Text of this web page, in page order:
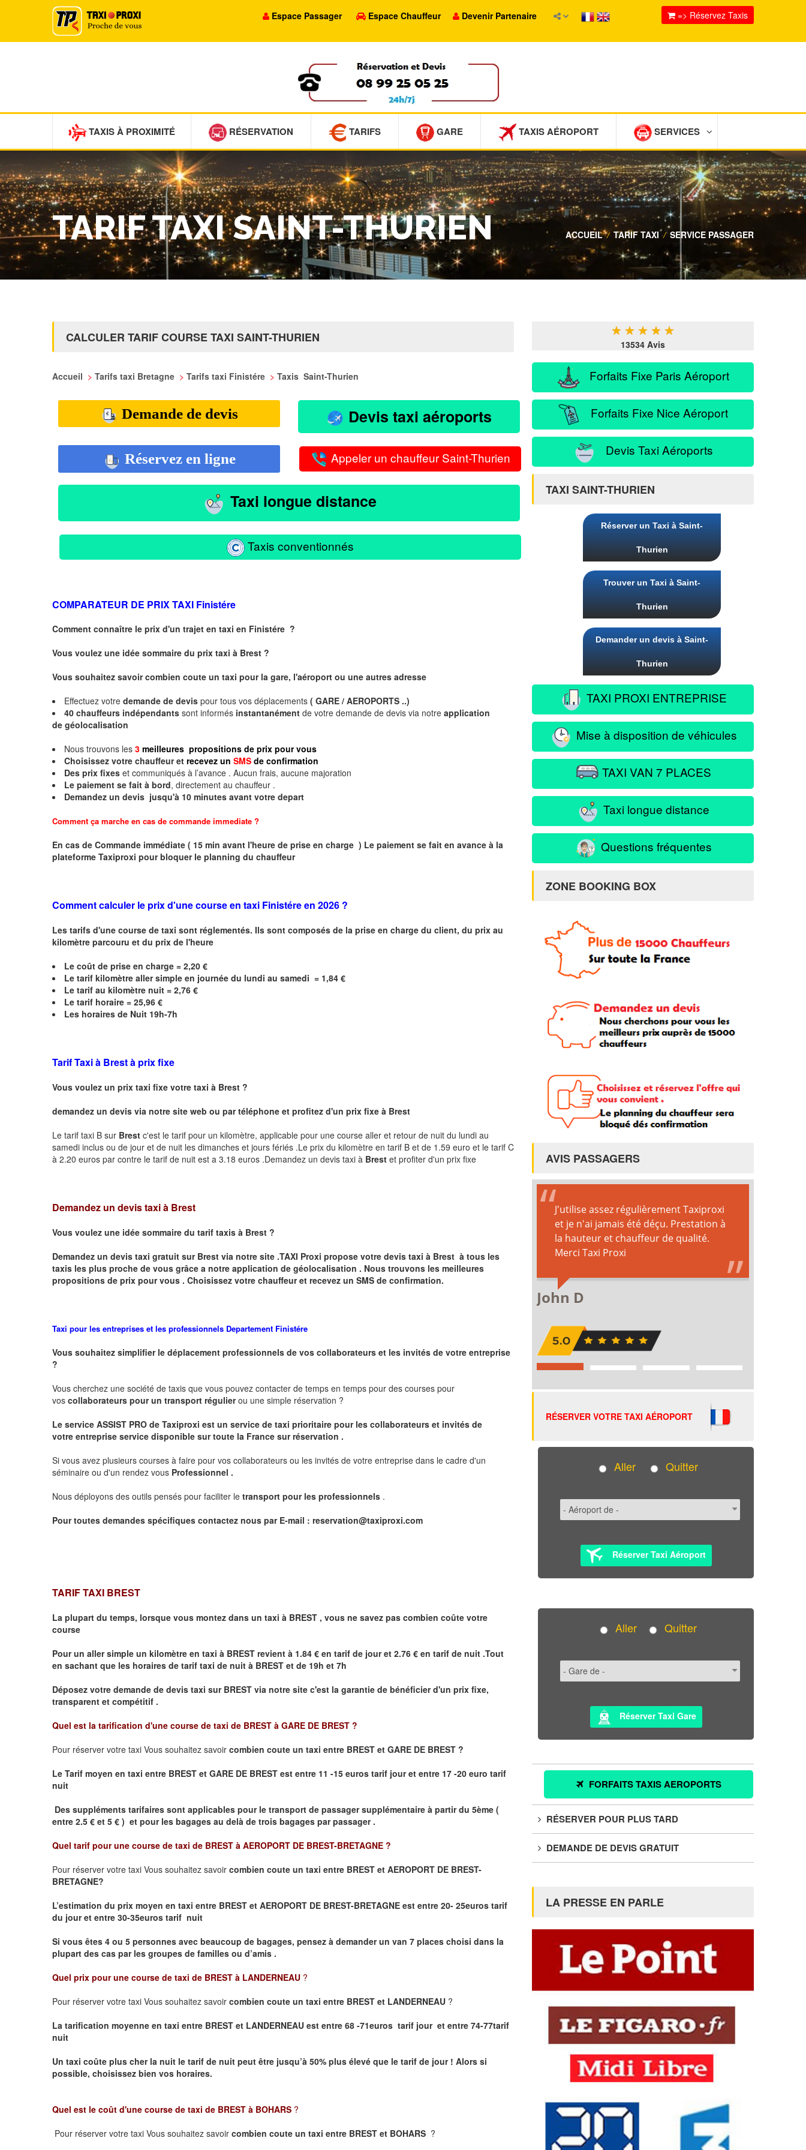
Espace Passager Espace Chauffeur Devenir Partenaire => Réservez Taxis
TAXIS À PROXIMITÉ RÉSERVATION TARIFS GARE TAXIS AÉROPORT SERVICES
TARIF TAXI SAINT-THURIEN ACCUEIL / TARIF TAXI / SERVICE PASSAGER
CALCULER TARIF COURSE TAXI SAINT-THURIEN
Accueil > Tarifs taxi Bretagne > Tarifs taxi Finistére > Taxis Saint-Thurien
Demande de devis Devis taxi aéroports
Réservez en ligne Appeler un chauffeur Saint-Thurien
Taxi longue distance
Taxis conventionnés
COMPARATEUR DE PRIX TAXI Finistére
Comment connaître le prix d'un trajet en taxi en Finistére ?
Vous voulez une idée sommaire du prix taxi à Brest ?
Vous souhaitez savoir combien coute un taxi pour la gare, l'aéroport ou une autres adresse
Effectuez votre demande de devis pour tous vos déplacements ( GARE / AEROPORTS ..)
40 chauffeurs indépendants sont informés instantanément de votre demande de devis via notre application
de géolocalisation
Nous trouvons les 3 meilleures propositions de prix pour vous
Choisissez votre chauffeur et recevez un SMS de confirmation
Des prix fixes et communiqués à l’avance . Aucun frais, aucune majoration
Le paiement se fait à bord, directement au chauffeur .
Demandez un devis jusqu'à 10 minutes avant votre depart
Comment ça marche en cas de commande immediate ?
En cas de Commande immédiate ( 15 min avant l'heure de prise en charge ) Le paiement se fait en avance à la
plateforme Taxiproxi pour bloquer le planning du chauffeur
Comment calculer le prix d'une course en taxi Finistére en 2026 ?
Les tarifs d'une course de taxi sont réglementés. Ils sont composés de la prise en charge du client, du prix au
kilomètre parcouru et du prix de l'heure
Le coût de prise en charge = 2,20 €
Le tarif kilomètre aller simple en journée du lundi au samedi = 1,84 €
Le tarif au kilomètre nuit = 2,76 €
Le tarif horaire = 25,96 €
Les horaires de Nuit 19h-7h
Tarif Taxi à Brest à prix fixe
Vous voulez un prix taxi fixe votre taxi à Brest ?
demandez un devis via notre site web ou par téléphone et profitez d'un prix fixe à Brest
Le tarif taxi B sur Brest c'est le tarif pour un kilomètre, applicable pour une course aller et retour de nuit du lundi au
samedi inclus ou de jour et de nuit les dimanches et jours fériés .Le prix du kilomètre en tarif B et de 1.59 euro et le tarif C
à 2.20 euros par contre le tarif de nuit est a 3.18 euros .Demandez un devis taxi à Brest et profiter d'un prix fixe
Demandez un devis taxi à Brest
Vous voulez une idée sommaire du tarif taxis à Brest ?
Demandez un devis taxi gratuit sur Brest via notre site .TAXI Proxi propose votre devis taxi à Brest à tous les
taxis les plus proche de vous grâce a notre application de géolocalisation . Nous trouvons les meilleures
propositions de prix pour vous . Choisissez votre chauffeur et recevez un SMS de confirmation.
Taxi pour les entreprises et les professionnels Departement Finistére
Vous souhaitez simplifier le déplacement professionnels de vos collaborateurs et les invités de votre entreprise
?
Vous cherchez une société de taxis que vous pouvez contacter de temps en temps pour des courses pour
vos collaborateurs pour un transport régulierou une simple réservation ?
Le service ASSIST PRO de Taxiproxi est un service de taxi prioritaire pour les collaborateurs et invités de
votre entreprise service disponible sur toute la France sur réservation .
Si vous avez plusieurs courses à faire pour vos collaborateurs ou les invités de votre entreprise dans le cadre d'un
séminaire ou d'un rendez vous Professionnel .
Nous déployons des outils pensés pour faciliter le transport pour les professionnels .
Pour toutes demandes spécifiques contactez nous par E-mail : reservation@taxiproxi.com
TARIF TAXI BREST
La plupart du temps, lorsque vous montez dans un taxi à BREST , vous ne savez pas combien coûte votre
course
Pour un aller simple un kilomètre en taxi à BREST revient à 1.84 € en tarif de jour et 2.76 € en tarif de nuit .Tout
en sachant que les horaires de tarif taxi de nuit à BREST et de 19h et 7h
Déposez votre demande de devis taxi sur BREST via notre site c'est la garantie de bénéficier d'un prix fixe,
transparent et compétitif .
Quel est la tarification d'une course de taxi de BREST à GARE DE BREST ?
Pour réserver votre taxi Vous souhaitez savoir combien coute un taxi entre BREST et GARE DE BREST ?
Le Tarif moyen en taxi entre BREST et GARE DE BREST est entre 11 -15 euros tarif jour et entre 17 -20 euro tarif
nuit
Des suppléments tarifaires sont applicables pour le transport de passager supplémentaire à partir du 5ème (
entre 2.5 € et 5 € ) et pour les bagages au delà de trois bagages par passager .
Quel tarif pour une course de taxi de BREST à AEROPORT DE BREST-BRETAGNE ?
Pour réserver votre taxi Vous souhaitez savoir combien coute un taxi entre BREST et AEROPORT DE BREST-
BRETAGNE?
L’estimation du prix moyen en taxi entre BREST et AEROPORT DE BREST-BRETAGNE est entre 20- 25euros tarif
du jour et entre 30-35euros tarif nuit
Si vous êtes 4 ou 5 personnes avec beaucoup de bagages, pensez à demander un van 7 places choisi dans la
plupart des cas par les groupes de familles ou d’amis .
Quel prix pour une course de taxi de BREST à LANDERNEAU ?
Pour réserver votre taxi Vous souhaitez savoir combien coute un taxi entre BREST et LANDERNEAU ?
La tarification moyenne en taxi entre BREST et LANDERNEAU est entre 68 -71euros tarif jour et entre 74-77tarif
nuit
Un taxi coûte plus cher la nuit le tarif de nuit peut être jusqu’à 50% plus élevé que le tarif de jour ! Alors si
possible, choisissez bien vos horaires.
Quel est le coût d'une course de taxi de BREST à BOHARS ?
Pour réserver votre taxi Vous souhaitez savoir combien coute un taxi entre BREST et BOHARS ?
★ ★ ★ ★ ★
13534 Avis
Forfaits Fixe Paris Aéroport
Forfaits Fixe Nice Aéroport
Devis Taxi Aéroports
TAXI SAINT-THURIEN
Réserver un Taxi à Saint-
Thurien
Trouver un Taxi à Saint-
Thurien
Demander un devis à Saint-
Thurien
TAXI PROXI ENTREPRISE
Mise à disposition de véhicules
TAXI VAN 7 PLACES
Taxi longue distance
Questions fréquentes
ZONE BOOKING BOX
AVIS PASSAGERS
RÉSERVER VOTRE TAXI AÉROPORT
Aller Quitter
Réserver Taxi Aéroport
Aller Quitter
Réserver Taxi Gare
FORFAITS TAXIS AEROPORTS
RÉSERVER POUR PLUS TARD
DEMANDE DE DEVIS GRATUIT
LA PRESSE EN PARLE